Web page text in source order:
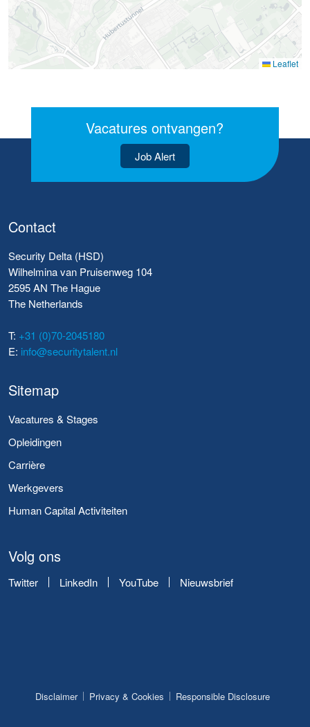
Leaflet
Vacatures ontvangen?
Job Alert
Contact
Security Delta (HSD)
Wilhelmina van Pruisenweg 104
2595 AN The Hague
The Netherlands
T: +31 (0)70-2045180
E: info@securitytalent.nl
Sitemap
Vacatures & Stages
Opleidingen
Carrière
Werkgevers
Human Capital Activiteiten
Volg ons
Twitter LinkedIn YouTube Nieuwsbrief
Disclaimer Privacy & Cookies Responsible Disclosure